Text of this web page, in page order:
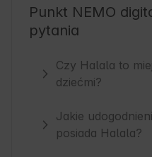
Punkt NEMO
pytania
Czy Halala to
dziećmi?
Jakie
posiada Halala?